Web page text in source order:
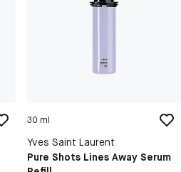
30 ml
Yves Saint Laurent
Pure Shots Lines Away Serum